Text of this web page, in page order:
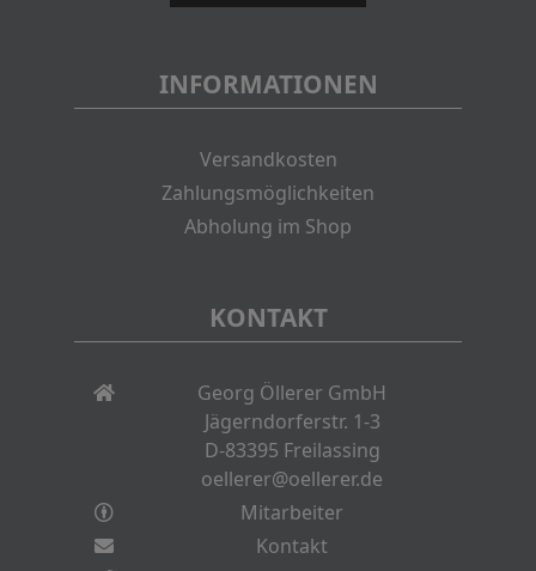
INFORMATIONEN
Versandkosten
Zahlungsmöglichkeiten
Abholung im Shop
KONTAKT
Georg Öllerer GmbH
Jägerndorferstr. 1-3
D-83395 Freilassing
oellerer@oellerer.de
Mitarbeiter
Kontakt